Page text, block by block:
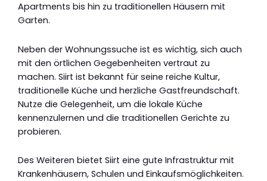
Apartments bis hin zu traditionellen Häusern mit
Garten.
Neben der Wohnungssuche ist es wichtig, sich auch
mit den örtlichen Gegebenheiten vertraut zu
machen. Siirt ist bekannt für seine reiche Kultur,
traditionelle Küche und herzliche Gastfreundschaft.
Nutze die Gelegenheit, um die lokale Küche
kennenzulernen und die traditionellen Gerichte zu
probieren.
Des Weiteren bietet Siirt eine gute Infrastruktur mit
Krankenhäusern, Schulen und Einkaufsmöglichkeiten.